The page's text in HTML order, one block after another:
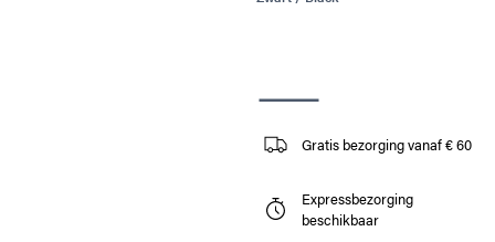
Gratis bezorging vanaf € 60
Expressbezorging
beschikbaar